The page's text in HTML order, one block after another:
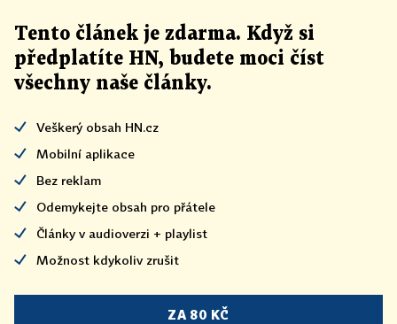
Tento článek je zdarma. Když si
předplatíte HN, budete moci číst
všechny naše články.
Veškerý obsah HN.cz
Mobilní aplikace
Bez reklam
Odemykejte obsah pro přátele
Články v audioverzi + playlist
Možnost kdykoliv zrušit
ZA 80 KČ